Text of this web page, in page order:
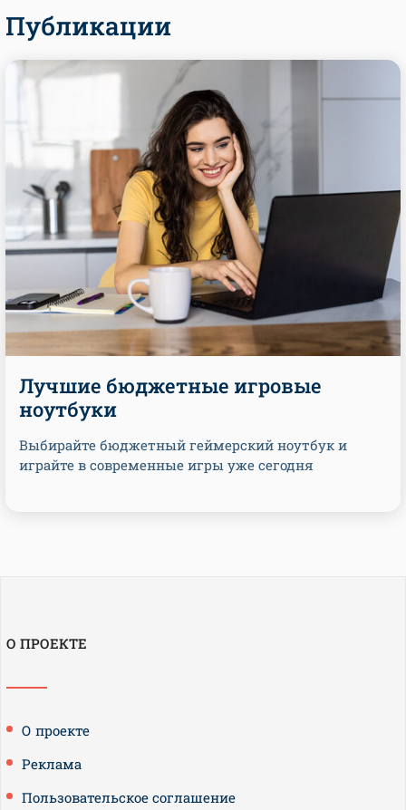
Публикации
Лучшие бюджетные игровые
ноутбуки
Выбирайте бюджетный геймерский ноутбук и
играйте в современные игры уже сегодня
О ПРОЕКТЕ
О проекте
Реклама
Пользовательское соглашение